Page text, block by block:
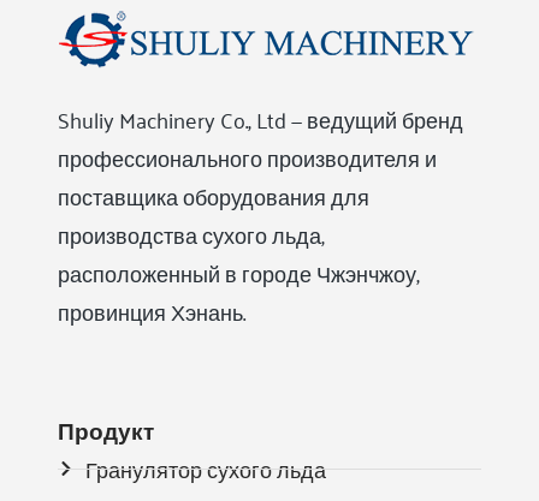
Shuliy Machinery Co., Ltd — ведущий бренд
профессионального производителя и
поставщика оборудования для
производства сухого льда,
расположенный в городе Чжэнчжоу,
провинция Хэнань.
Продукт
Гранулятор сухого льда